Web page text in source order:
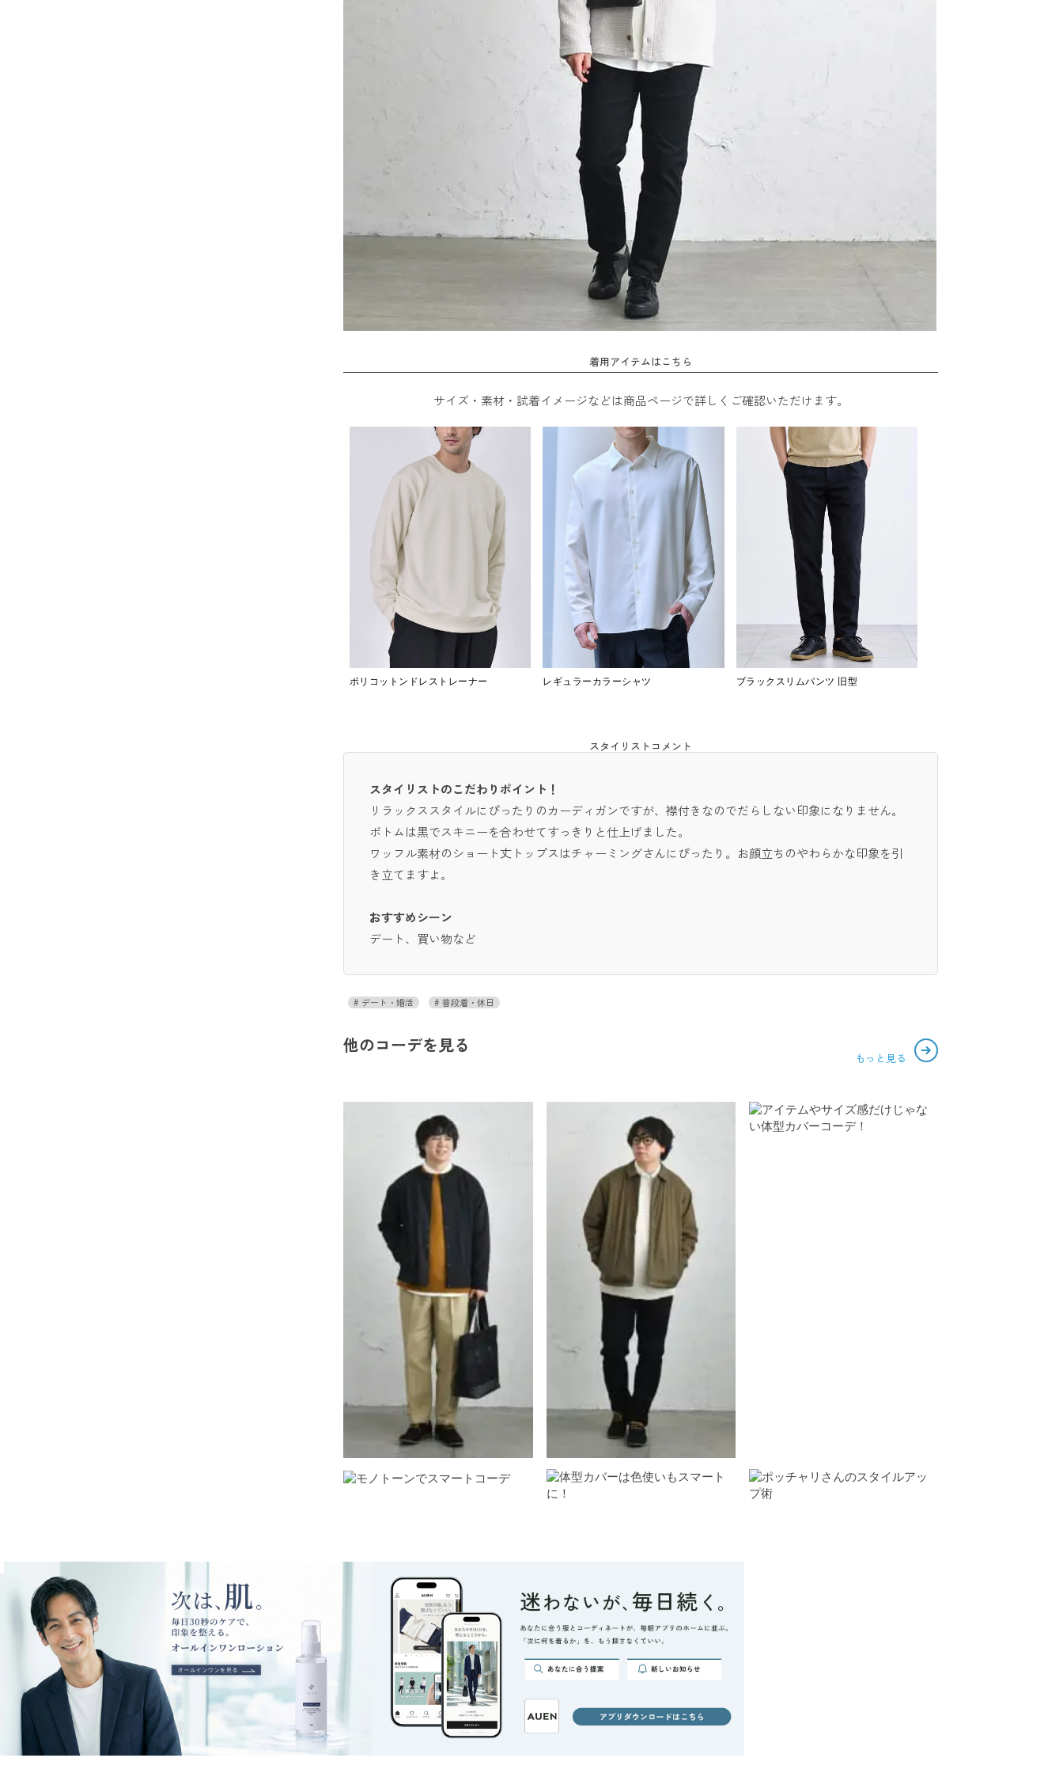
着用アイテムはこちら
サイズ・素材・試着イメージなどは商品ページで詳しくご確認いただけます。
ポリコットンドレストレーナー レギュラーカラーシャツ ブラックスリムパンツ 旧型
スタイリストコメント
スタイリストのこだわりポイント！
リラックススタイルにぴったりのカーディガンですが、襟付きなのでだらしない印象になりません。
ボトムは黒でスキニーを合わせてすっきりと仕上げました。
ワッフル素材のショート丈トップスはチャーミングさんにぴったり。お顔立ちのやわらかな印象を引
き立てますよ。
おすすめシーン
デート、買い物など
デート・婚活 普段着・休日
他のコーデを見る
もっと見る